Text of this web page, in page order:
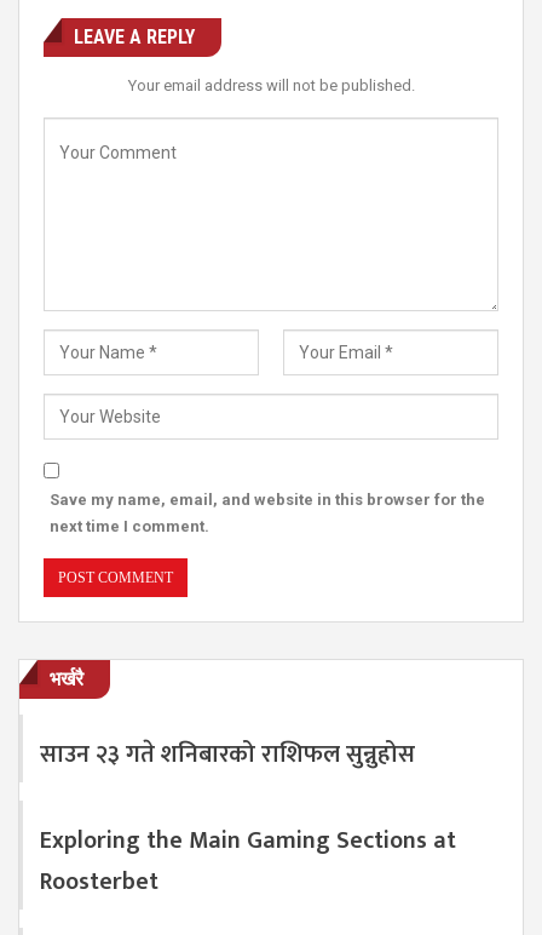
LEAVE A REPLY
Your email address will not be published.
Save my name, email, and website in this browser for the
next time I comment.
भर्खरै
साउन २३ गते शनिबारको राशिफल सुन्नुहोस
Exploring the Main Gaming Sections at
Roosterbet